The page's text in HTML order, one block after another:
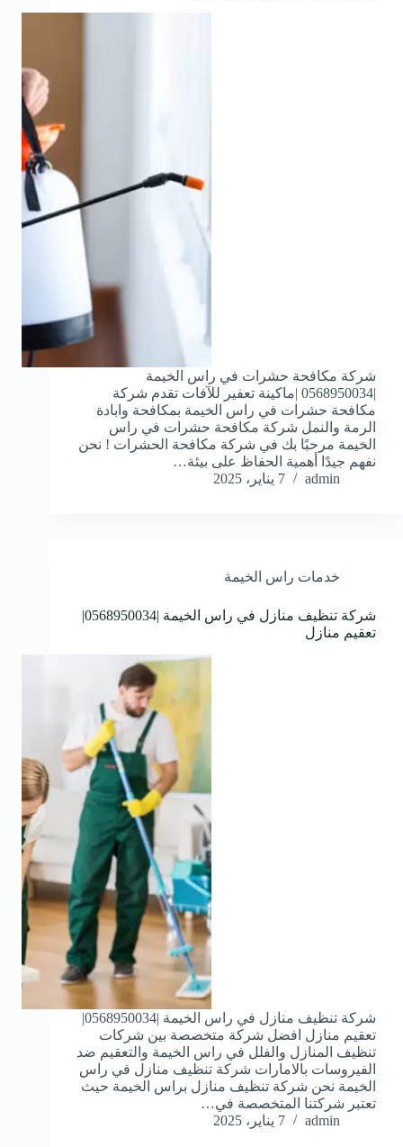
شركة مكافحة حشرات في راس الخيمة
|0568950034 |ماكينة تعفير للآفات تقدم شركة
مكافحة حشرات في راس الخيمة بمكافحة وابادة
الرمة والنمل شركة مكافحة حشرات في راس
الخيمة مرحبًا بك في شركة مكافحة الحشرات ! نحن
نفهم جيدًا أهمية الحفاظ على بيئة…
admin
7 يناير، 2025
خدمات راس الخيمة
شركة تنظيف منازل في راس الخيمة |0568950034|
تعقيم منازل
شركة تنظيف منازل في راس الخيمة |0568950034|
تعقيم منازل افضل شركة متخصصة بين شركات
تنظيف المنازل والفلل في راس الخيمة والتعقيم ضد
الفيروسات بالامارات شركة تنظيف منازل في راس
الخيمة نحن شركة تنظيف منازل براس الخيمة حيث
تعتبر شركتنا المتخصصة في…
admin
7 يناير، 2025